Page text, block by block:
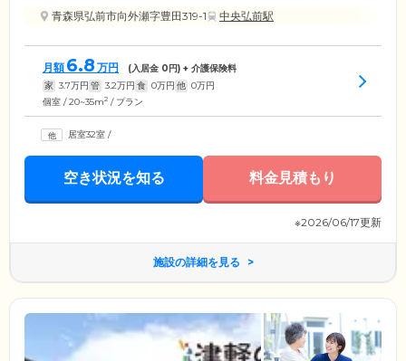
青森県弘前市向外瀬字豊田319-1
中央弘前駅
月額 6.8 万円 (入居金 0円) + 介護保険料
家 3.7万円 管 3.2万円 食 0万円 他 0万円
個室 / 20~35m2 / プラン
居室32室 /
空き状況を知る 料金見積もり
※2026/06/17更新
施設の詳細を見る